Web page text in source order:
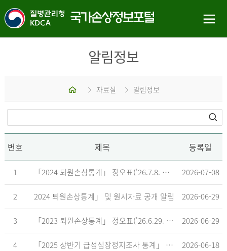
알림정보
홈 자료실 알림정보
번호 제목 등록일
1 「2024 퇴원손상통계」 정오표('26.7.8. 기준) 2026-07-08
2 2024 퇴원손상통계」 및 원시자료 공개 알림 2026-06-29
3 「2023 퇴원손상통계」 정오표('26.6.29. 기준) 2026-06-29
4 「2025 상반기 급성심장정지조사 통계」 공표 2026-06-18